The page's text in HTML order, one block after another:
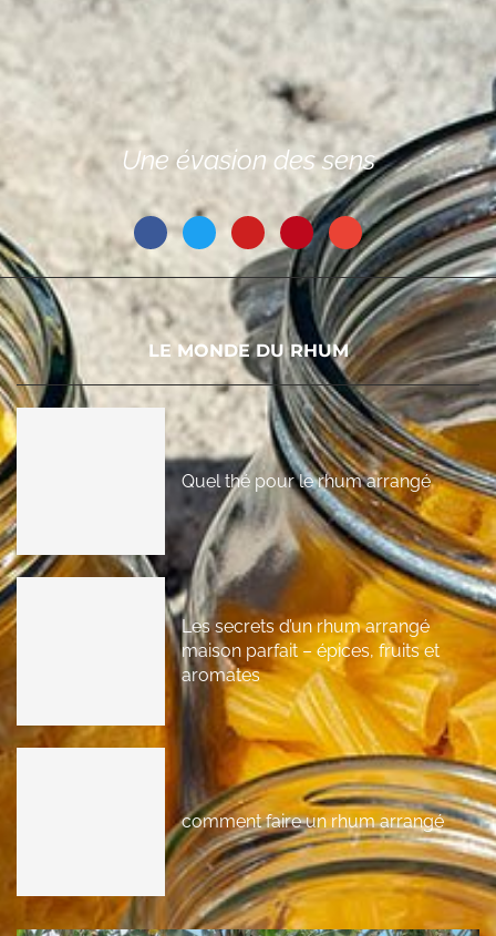
Une évasion des sens
LE MONDE DU RHUM
Quel thé pour le rhum arrangé
Les secrets d’un rhum arrangé
maison parfait – épices, fruits et
aromates
comment faire un rhum arrangé